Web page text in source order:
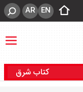
EN
AR
کتاب شرق